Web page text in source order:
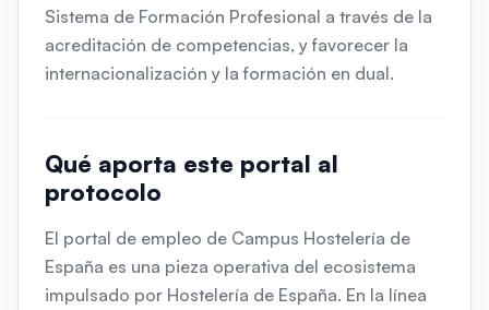
Sistema de Formación Profesional a través de la
acreditación de competencias, y favorecer la
internacionalización y la formación en dual.
Qué aporta este portal al
protocolo
El portal de empleo de Campus Hostelería de
España es una pieza operativa del ecosistema
impulsado por Hostelería de España. En la línea